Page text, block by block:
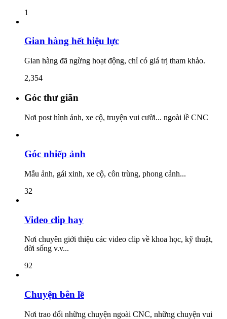
1
Gian hàng hết hiệu lực
Gian hàng đã ngừng hoạt động, chỉ có giá trị tham khảo.
2,354
Góc thư giãn
Nơi post hình ảnh, xe cộ, truyện vui cười... ngoài lề CNC
Góc nhiếp ảnh
Mẫu ảnh, gái xinh, xe cộ, côn trùng, phong cảnh...
32
Video clip hay
Nơi chuyên giới thiệu các video clip về khoa học, kỹ thuật,
đời sống v.v...
92
Chuyện bên lề
Nơi trao đổi những chuyện ngoài CNC, những chuyện vui